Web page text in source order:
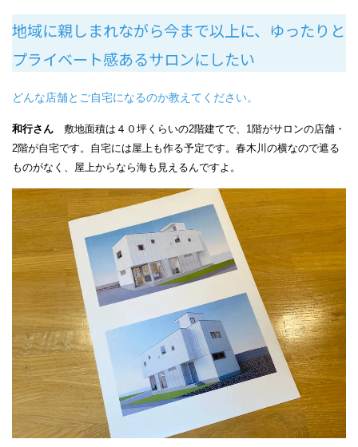
地域に親しまれながら今まで以上に、ゆったりと
プライベート感あるサロンにしたい
どんな店舗とご自宅になるのか教えてください。
和行さん 敷地面積は４０坪くらいの2階建てで、1階がサロンの店舗・
2階が自宅です。自宅には屋上も作る予定です。春木川の横なので遮る
ものがなく、屋上からなら海も見えるんですよ。